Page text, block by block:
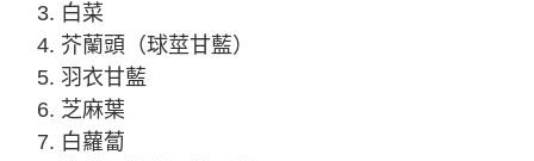
白菜
芥蘭頭（球莖甘藍）
羽衣甘藍
芝麻葉
白蘿蔔